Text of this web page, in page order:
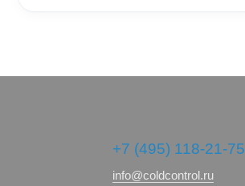
+7 (495) 118-21-75
info@coldcontrol.ru